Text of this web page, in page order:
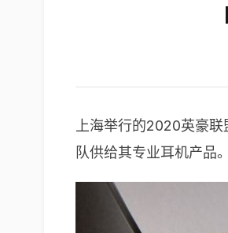
上海举行的2020英豪
队供给其专业耳机产品。